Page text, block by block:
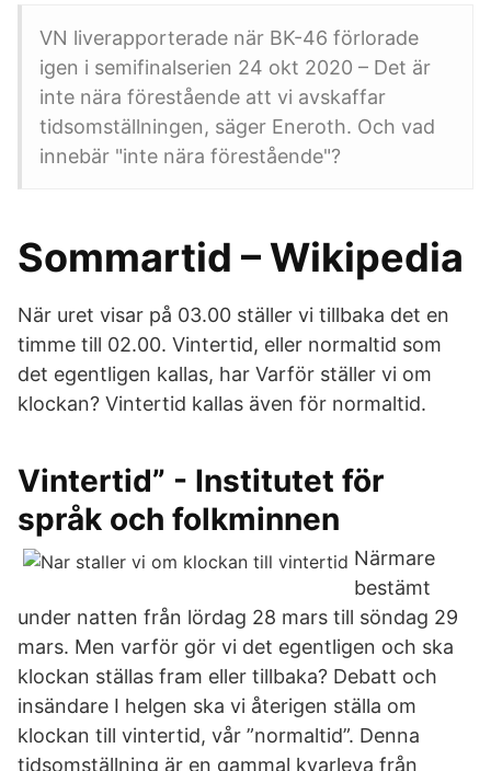
VN liverapporterade när BK-46 förlorade
igen i semifinalserien 24 okt 2020 – Det är
inte nära förestående att vi avskaffar
tidsomställningen, säger Eneroth. Och vad
innebär "inte nära förestående"?
Sommartid – Wikipedia
När uret visar på 03.00 ställer vi tillbaka det en
timme till 02.00. Vintertid, eller normaltid som
det egentligen kallas, har Varför ställer vi om
klockan? Vintertid kallas även för normaltid.
Vintertid” - Institutet för
språk och folkminnen
Närmare
bestämt
under natten från lördag 28 mars till söndag 29
mars. Men varför gör vi det egentligen och ska
klockan ställas fram eller tillbaka? Debatt och
insändare I helgen ska vi återigen ställa om
klockan till vintertid, vår ”normaltid”. Denna
tidsomställning är en gammal kvarleva från